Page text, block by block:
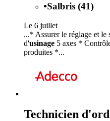
•Salbris (41)
Le 6 juillet
...* Assurer le réglage et le
d'usinage 5 axes *
produites *...
Technicien